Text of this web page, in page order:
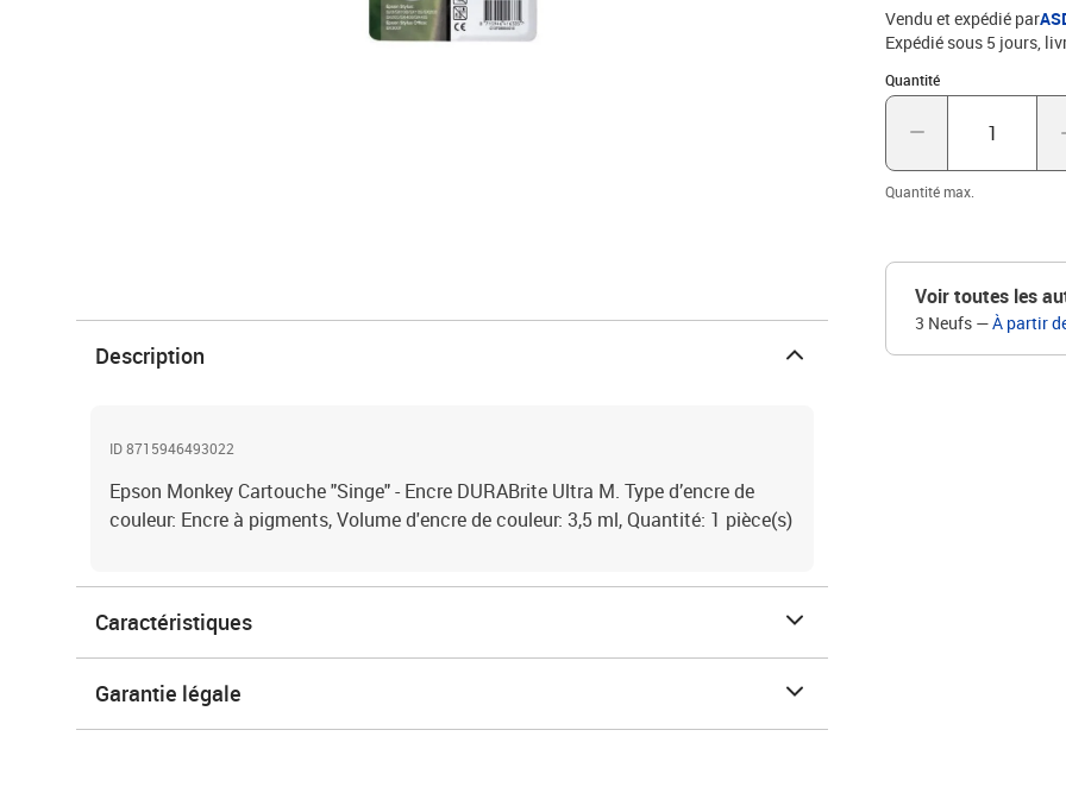
Vendu et expédié par
Expédié sous 5 jours
Quantité
Quantité : 1
Quantité max.
Voir toutes les
3 Neufs —À partir
Description
ID 8715946493022
Epson Monkey Cartouche "Singe" - Encre DURABrite Ultra M. Type d’encre de
couleur: Encre à pigments, Volume d'encre de couleur: 3,5 ml, Quantité: 1 pièce(s)
Caractéristiques
Garantie légale